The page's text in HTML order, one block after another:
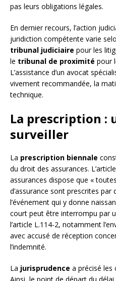
pas leurs obligations légales.
En dernier recours, l’action
juridiction compétente varie
tribunal judiciaire pour les
le tribunal de proximité pour
L’assistance d’un avocat
vivement recommandée, la
technique.
La prescription :
surveiller
La prescription biennale
du droit des assurances.
assurances dispose que «
d’assurance sont prescrites
l’événement qui y donne
court peut être interrompu par
l’article L.114-2, notamment
avec accusé de réception
l’indemnité.
La jurisprudence a précisé les